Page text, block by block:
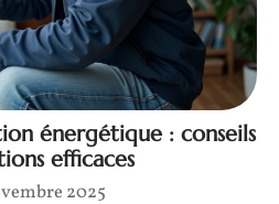
énergétique : conseils
efficaces
2025